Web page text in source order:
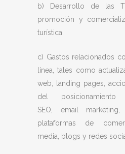
b) Desarrollo de las
promoción y
turística.
c) Gastos relacionados
línea, tales como
web, landing pages,
del
SEO, email marketing,
plataformas de
media, blogs y redes